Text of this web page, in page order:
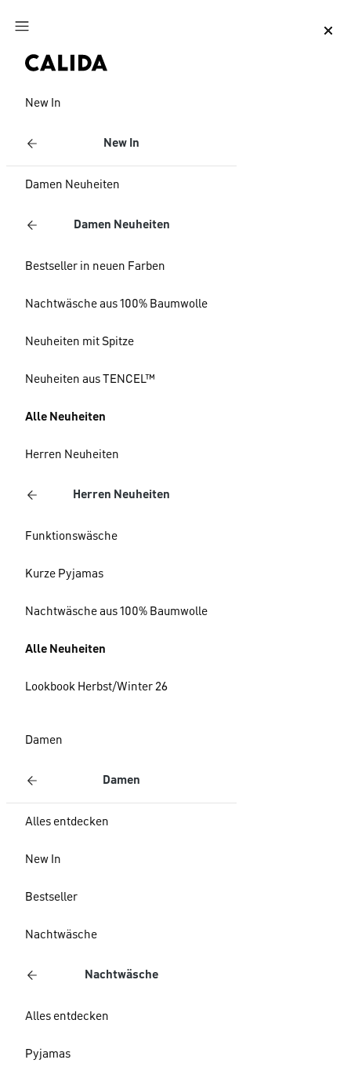
Zum Hauptinhalt springen
New In
New In
Damen Neuheiten
Damen Neuheiten
Bestseller in neuen Farben
Nachtwäsche aus 100% Baumwolle
Neuheiten mit Spitze
Neuheiten aus TENCEL™
Alle Neuheiten
Herren Neuheiten
Herren Neuheiten
Funktionswäsche
Kurze Pyjamas
Nachtwäsche aus 100% Baumwolle
Alle Neuheiten
Lookbook Herbst/Winter 26
Damen
Damen
Alles entdecken
New In
Bestseller
Nachtwäsche
Nachtwäsche
Alles entdecken
Pyjamas